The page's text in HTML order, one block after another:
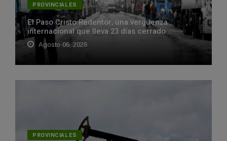
PROVINCIALES
El Paso Cristo Redentor, una vergüenza
internacional que lleva 23 días cerrado
Agosto 06, 2026
PROVINCIALES